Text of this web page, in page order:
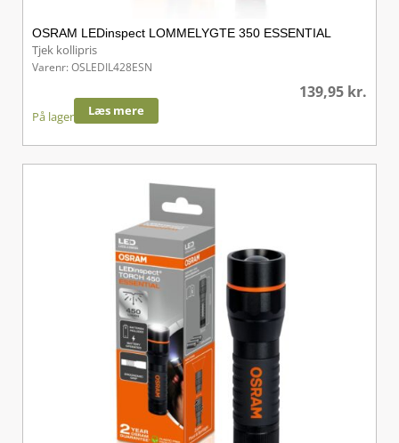
OSRAM LEDinspect LOMMELYGTE 350 ESSENTIAL
Tjek kollipris
Varenr: OSLEDIL428ESN
139,95 kr.
På lager Læs mere